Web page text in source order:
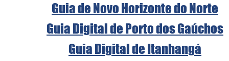
Guia de Novo Horizonte do Norte
Guia Digital de Porto dos Gaúchos
Guia Digital de Itanhangá